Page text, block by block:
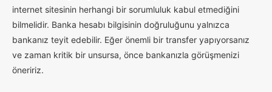
internet sitesinin herhangi bir sorumluluk kabul etmediğini
bilmelidir. Banka hesabı bilgisinin doğruluğunu yalnızca
bankanız teyit edebilir. Eğer önemli bir transfer yapıyorsanız
ve zaman kritik bir unsursa, önce bankanızla görüşmenizi
öneririz.